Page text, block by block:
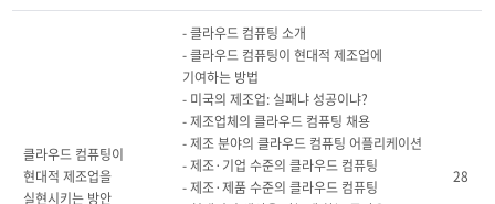
클라우드 컴퓨팅이
현대적 제조업을
실현시키는 방안
- 클라우드 컴퓨팅 소개
- 클라우드 컴퓨팅이 현대적 제조업에
기여하는 방법
- 미국의 제조업: 실패냐 성공이냐?
- 제조업체의 클라우드 컴퓨팅 채용
- 제조 분야의 클라우드 컴퓨팅 어플리케이션
- 제조·기업 수준의 클라우드 컴퓨팅
- 제조·제품 수준의 클라우드 컴퓨팅
28